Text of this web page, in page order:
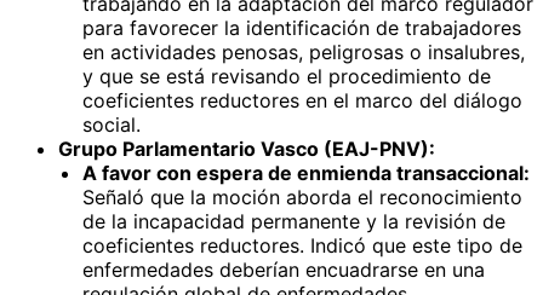
para favorecer la identificación de trabajadores
en actividades penosas, peligrosas o insalubres,
y que se está revisando el procedimiento de
coeficientes reductores en el marco del diálogo
social.
Grupo Parlamentario Vasco (EAJ-PNV):
A favor con espera de enmienda transaccional:
Señaló que la moción aborda el reconocimiento
de la incapacidad permanente y la revisión de
coeficientes reductores. Indicó que este tipo de
enfermedades deberían encuadrarse en una